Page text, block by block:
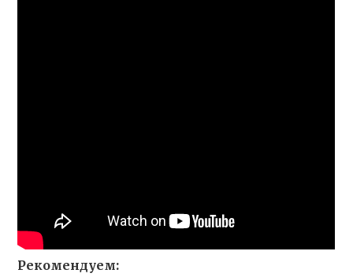
Рекомендуем: